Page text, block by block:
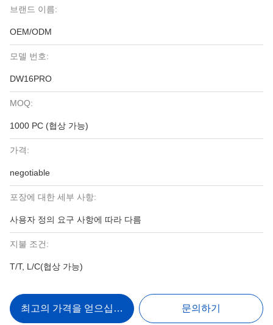
브랜드 이름:
OEM/ODM
모델 번호:
DW16PRO
MOQ:
1000 PC (협상 가능)
가격:
negotiable
포장에 대한 세부 사항:
사용자 정의 요구 사항에 따라 다름
지불 조건:
T/T, L/C(협상 가능)
최고의 가격을 얻으십시오 문의하기